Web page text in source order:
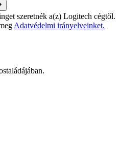
szeretnék a(z) Logitech cégtől.
Adatvédelmi irányelveinket.